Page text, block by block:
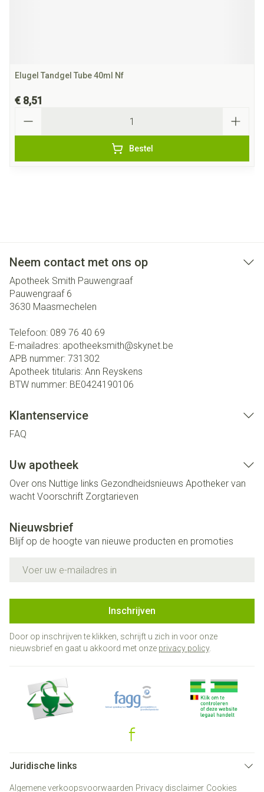
Elugel Tandgel Tube 40ml Nf
€ 8,51
Bestel
Neem contact met ons op
Apotheek Smith Pauwengraaf
Pauwengraaf 6
3630 Maasmechelen
Telefoon: 089 76 40 69
E-mailadres: apotheeksmith@skynet.be
APB nummer: 731302
Apotheek titularis: Ann Reyskens
BTW nummer: BE0424190106
Klantenservice
FAQ
Uw apotheek
Over ons Nuttige links Gezondheidsnieuws Apotheker van
wacht Voorschrift Zorgtarieven
Nieuwsbrief
Blijf op de hoogte van nieuwe producten en promoties
Inschrijven
Door op inschrijven te klikken, schrijft u zich in voor onze
nieuwsbrief en gaat u akkoord met onze privacy policy.
Juridische links
Algemene verkoopsvoorwaarden Privacy disclaimer Cookies